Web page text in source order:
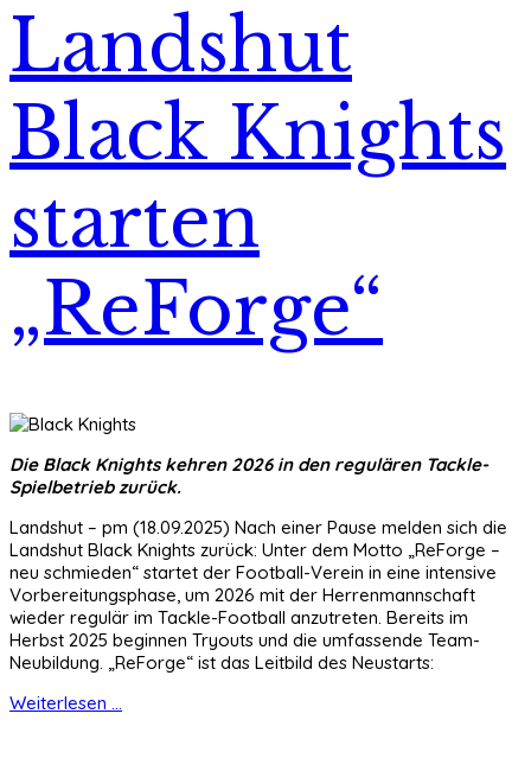
Landshut
Black Knights
starten
„ReForge“
Die Black Knights kehren 2026 in den regulären Tackle-
Spielbetrieb zurück.
Landshut – pm (18.09.2025) Nach einer Pause melden sich die
Landshut Black Knights zurück: Unter dem Motto „ReForge –
neu schmieden“ startet der Football-Verein in eine intensive
Vorbereitungsphase, um 2026 mit der Herrenmannschaft
wieder regulär im Tackle-Football anzutreten. Bereits im
Herbst 2025 beginnen Tryouts und die umfassende Team-
Neubildung. „ReForge“ ist das Leitbild des Neustarts:
Weiterlesen ...